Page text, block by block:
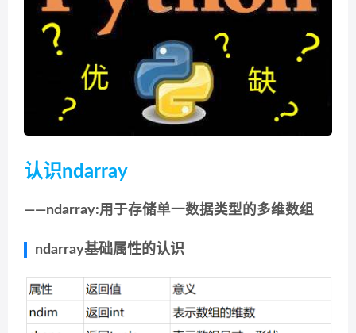
认识ndarray
——ndarray:用于存储单一数据类型的多维数组
ndarray基础属性的认识